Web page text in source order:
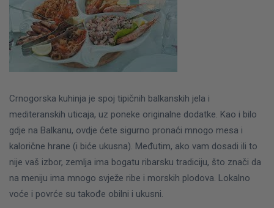
Crnogorska kuhinja je spoj tipičnih balkanskih jela i
mediteranskih uticaja, uz poneke originalne dodatke. Kao i bilo
gdje na Balkanu, ovdje ćete sigurno pronaći mnogo mesa i
kalorične hrane (i biće ukusna). Međutim, ako vam dosadi ili to
nije vaš izbor, zemlja ima bogatu ribarsku tradiciju, što znači da
na meniju ima mnogo svježe ribe i morskih plodova. Lokalno
voće i povrće su takođe obilni i ukusni.